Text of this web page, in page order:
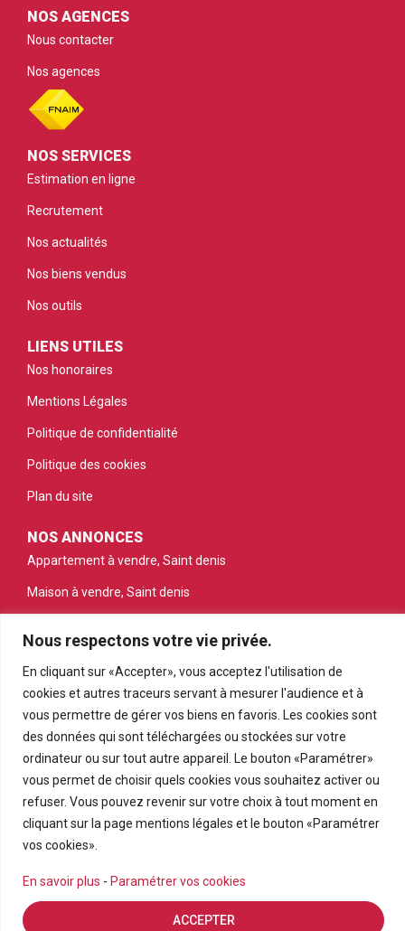
Nous respectons votre vie privée.
En cliquant sur «Accepter», vous acceptez l'utilisation de
cookies et autres traceurs servant à mesurer l'audience et à
vous permettre de gérer vos biens en favoris. Les cookies sont
des données qui sont téléchargées ou stockées sur votre
ordinateur ou sur tout autre appareil. Le bouton «Paramétrer»
vous permet de choisir quels cookies vous souhaitez activer ou
refuser. Vous pouvez revenir sur votre choix à tout moment en
cliquant sur la page mentions légales et le bouton «Paramétrer
vos cookies».
En savoir plus - Paramétrer vos cookies
ACCEPTER
NOS AGENCES
Nous contacter
Nos agences
NOS SERVICES
Estimation en ligne
Recrutement
Nos actualités
Nos biens vendus
Nos outils
LIENS UTILES
Nos honoraires
Mentions Légales
Politique de confidentialité
Politique des cookies
Plan du site
NOS ANNONCES
Appartement à vendre, Saint denis
Maison à vendre, Saint denis
Appartement à vendre, Le tampon
Terrain à vendre, Petite ile